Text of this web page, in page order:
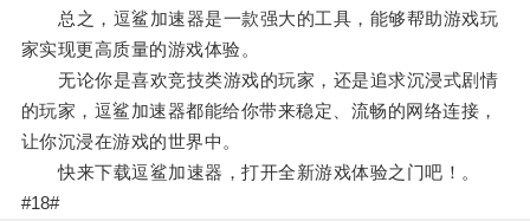
总之，逗鲨加速器是一款强大的工具，能够帮助游戏玩
家实现更高质量的游戏体验。
无论你是喜欢竞技类游戏的玩家，还是追求沉浸式剧情
的玩家，逗鲨加速器都能给你带来稳定、流畅的网络连接，
让你沉浸在游戏的世界中。
快来下载逗鲨加速器，打开全新游戏体验之门吧！。
#18#